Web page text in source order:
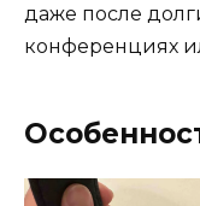
даже после
конференциях